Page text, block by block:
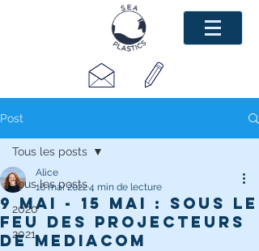
Post
Tous les posts
2020
2021
Tous les posts
9 mai - 15 mai : Sous le
feu des projecteurs
de Mediacom
Alice
16 mai 20224 min de lecture